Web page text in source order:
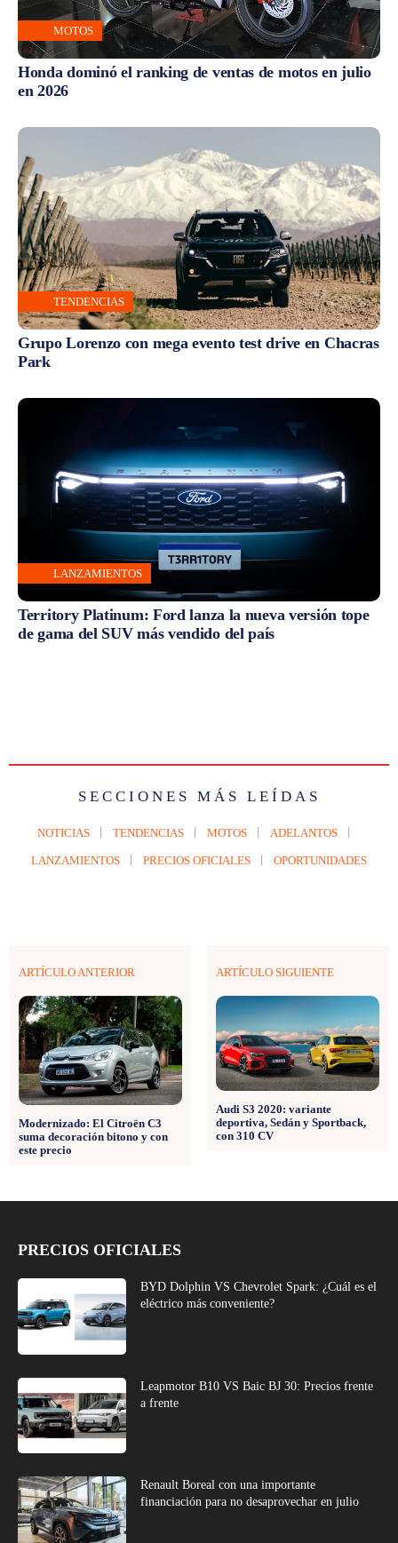
MOTOS
Honda dominó el ranking de ventas de motos en julio
en 2026
TENDENCIAS
Grupo Lorenzo con mega evento test drive en Chacras
Park
LANZAMIENTOS
Territory Platinum: Ford lanza la nueva versión tope
de gama del SUV más vendido del país
SECCIONES MÁS LEÍDAS
NOTICIAS TENDENCIAS MOTOS ADELANTOS
LANZAMIENTOS PRECIOS OFICIALES OPORTUNIDADES
ARTÍCULO ANTERIOR
Modernizado: El Citroën C3
suma decoración bitono y con
este precio
ARTÍCULO SIGUIENTE
Audi S3 2020: variante
deportiva, Sedán y Sportback,
con 310 CV
PRECIOS OFICIALES
BYD Dolphin VS Chevrolet Spark: ¿Cuál es el
eléctrico más conveniente?
Leapmotor B10 VS Baic BJ 30: Precios frente
a frente
Renault Boreal con una importante
financiación para no desaprovechar en julio